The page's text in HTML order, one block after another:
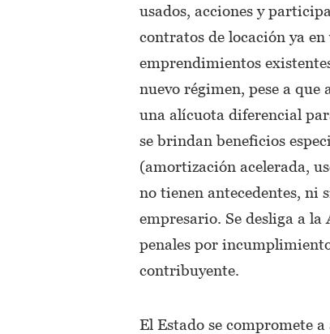
usados, acciones y
contratos de locación ya
emprendimientos
nuevo régimen, pese a
una alícuota diferencial
se brindan beneficios
(amortización acelerada,
no tienen antecedentes, ni
empresario. Se desliga a
penales por
contribuyente.
El Estado se compromete